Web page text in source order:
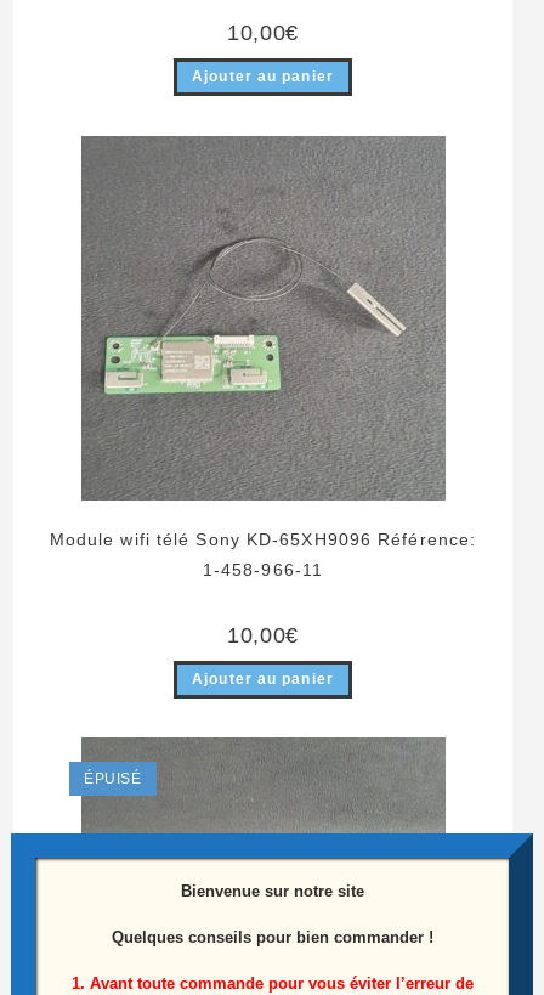
10,00€
Ajouter au panier
Module wifi télé Sony KD-65XH9096 Référence:
1-458-966-11
10,00€
Ajouter au panier
ÉPUISÉ
Bienvenue sur notre site
Quelques conseils pour bien commander !
1. Avant toute commande pour vous éviter l’erreur de